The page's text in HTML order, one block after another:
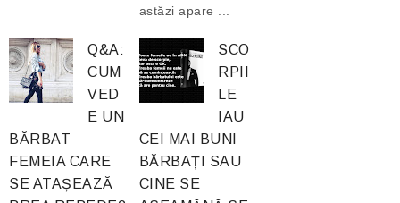
astăzi apare ...
Q&A:
CUM
VED
E UN
BĂRBAT
FEMEIA CARE
SE ATAȘEAZĂ
SCO
RPII
LE
IAU
CEI MAI BUNI
BĂRBAȚI SAU
CINE SE